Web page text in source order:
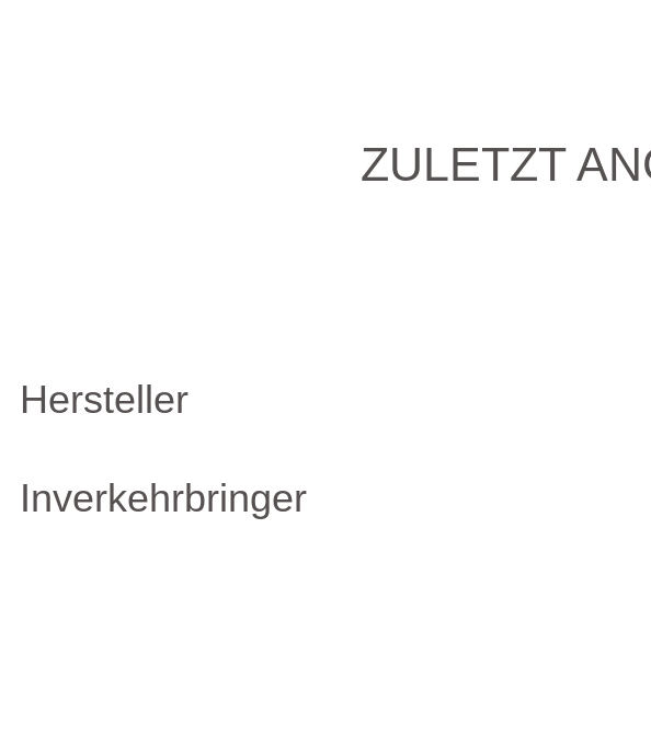
ZULETZT
Hersteller
Inverkehrbringer